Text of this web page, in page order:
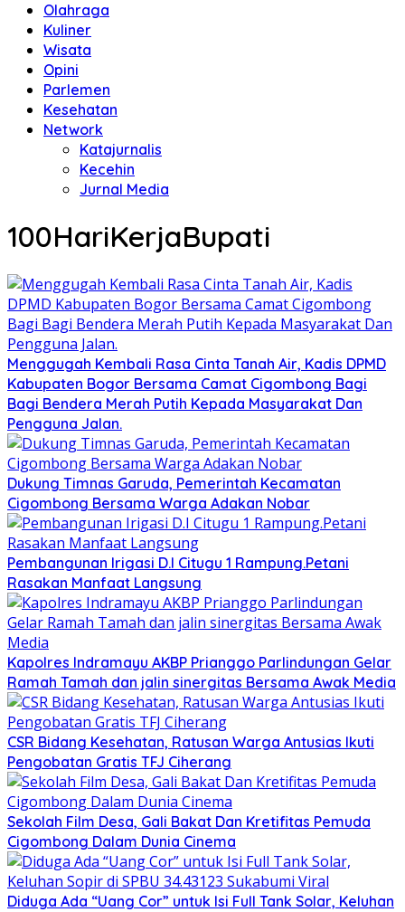
Olahraga
Kuliner
Wisata
Opini
Parlemen
Kesehatan
Network
Katajurnalis
Kecehin
Jurnal Media
100HariKerjaBupati
Menggugah Kembali Rasa Cinta Tanah Air, Kadis DPMD
Kabupaten Bogor Bersama Camat Cigombong Bagi
Bagi Bendera Merah Putih Kepada Masyarakat Dan
Pengguna Jalan.
Dukung Timnas Garuda, Pemerintah Kecamatan
Cigombong Bersama Warga Adakan Nobar
Pembangunan Irigasi D.I Citugu 1 Rampung.Petani
Rasakan Manfaat Langsung
Kapolres Indramayu AKBP Prianggo Parlindungan Gelar
Ramah Tamah dan jalin sinergitas Bersama Awak Media
CSR Bidang Kesehatan, Ratusan Warga Antusias Ikuti
Pengobatan Gratis TFJ Ciherang
Sekolah Film Desa, Gali Bakat Dan Kretifitas Pemuda
Cigombong Dalam Dunia Cinema
Diduga Ada “Uang Cor” untuk Isi Full Tank Solar, Keluhan